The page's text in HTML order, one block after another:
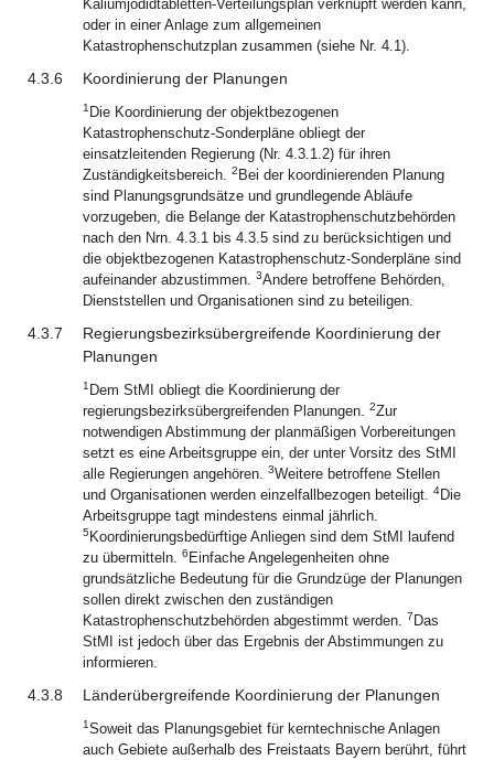
Kaliumjodidtabletten-Verteilungsplan verknüpft werden kann,
oder in einer Anlage zum allgemeinen
Katastrophenschutzplan zusammen (siehe Nr. 4.1).
4.3.6 Koordinierung der Planungen
1 Die Koordinierung der objektbezogenen
Katastrophenschutz-Sonderpläne obliegt der
einsatzleitenden Regierung (Nr. 4.3.1.2) für ihren
Zuständigkeitsbereich. 2 Bei der koordinierenden Planung
sind Planungsgrundsätze und grundlegende Abläufe
vorzugeben, die Belange der Katastrophenschutzbehörden
nach den Nrn. 4.3.1 bis 4.3.5 sind zu berücksichtigen und
die objektbezogenen Katastrophenschutz-Sonderpläne sind
aufeinander abzustimmen. 3Andere betroffene Behörden,
Dienststellen und Organisationen sind zu beteiligen.
4.3.7
Regierungsbezirksübergreifende Koordinierung der
Planungen
1 Dem StMI obliegt die Koordinierung der
regierungsbezirksübergreifenden Planungen. 2Zur
notwendigen Abstimmung der planmäßigen Vorbereitungen
setzt es eine Arbeitsgruppe ein, der unter Vorsitz des StMI
alle Regierungen angehören. 3Weitere betroffene Stellen
und Organisationen werden einzelfallbezogen beteiligt. 4Die
Arbeitsgruppe tagt mindestens einmal jährlich.
5 Koordinierungsbedürftige Anliegen sind dem StMI laufend
zu übermitteln. 6 Einfache Angelegenheiten ohne
grundsätzliche Bedeutung für die Grundzüge der Planungen
sollen direkt zwischen den zuständigen
Katastrophenschutzbehörden abgestimmt werden. 7 Das
StMI ist jedoch über das Ergebnis der Abstimmungen zu
informieren.
4.3.8 Länderübergreifende Koordinierung der Planungen
1Soweit das Planungsgebiet für kerntechnische Anlagen
auch Gebiete außerhalb des Freistaats Bayern berührt, führt